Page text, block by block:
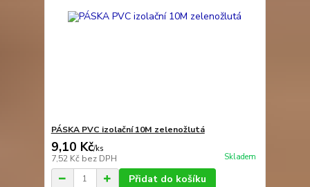
PÁSKA PVC izolační 10M zelenožlutá
9,10 Kč/ks
7,52 Kč bez DPH Skladem
Přidat do košíku